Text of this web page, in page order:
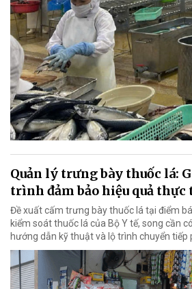
Quản lý trưng bày thuốc lá:
trình đảm bảo hiệu quả thực
Đề xuất cấm trưng bày thuốc lá tại điểm
kiểm soát thuốc lá của Bộ Y tế, song cần
hướng dẫn kỹ thuật và lộ trình chuyển tiếp